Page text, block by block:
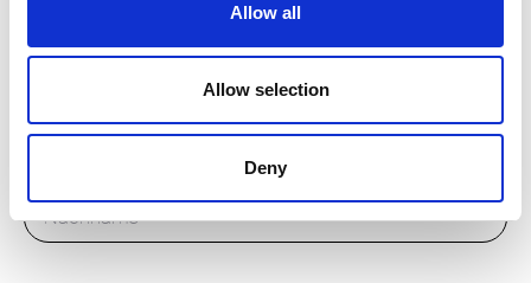
Allow all
Allow selection
Deny